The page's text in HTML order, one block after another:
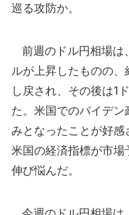
巡る攻防か。
前週のドル円相場は
ルが上昇したものの
し戻され、その後は1
た。米国でのバイデ
みとなったことが好感
米国の経済指標が市
伸び悩んだ。